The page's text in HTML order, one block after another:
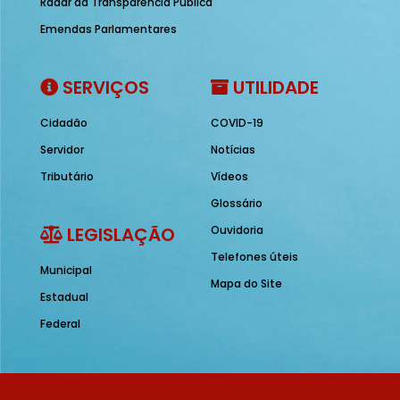
Emendas Parlamentares
SERVIÇOS
Cidadão
Servidor
Tributário
LEGISLAÇÃO
Municipal
Estadual
Federal
UTILIDADE
COVID-19
Notícias
Vídeos
Glossário
Ouvidoria
Telefones úteis
Mapa do Site